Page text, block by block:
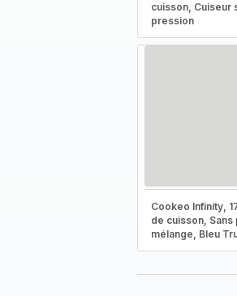
cuisson, Cuiseur
pression
Cookeo Infinity,
de cuisson, Sans
mélange, Bleu